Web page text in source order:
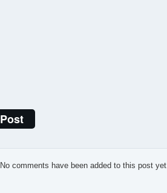
Post
No comments have been added to this post yet.